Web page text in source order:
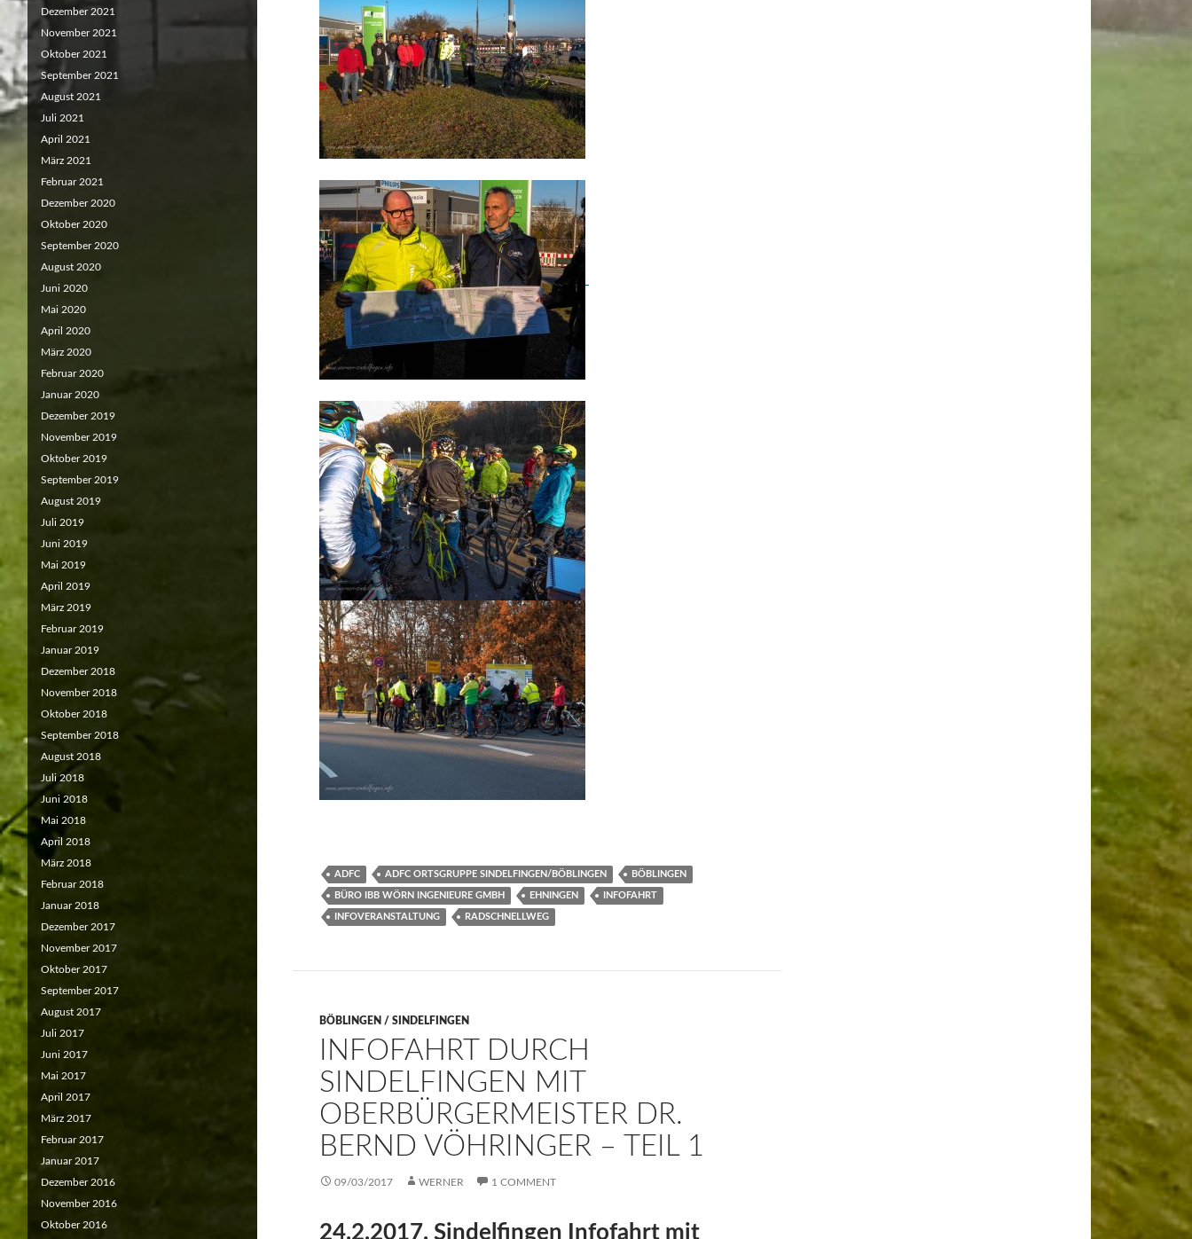
ADFC ADFC ORTSGRUPPE SINDELFINGEN/BÖBLINGEN BÖBLINGEN
BÜRO IBB WÖRN INGENIEURE GMBH EHNINGEN INFOFAHRT
INFOVERANSTALTUNG RADSCHNELLWEG
BÖBLINGEN / SINDELFINGEN
INFOFAHRT DURCH
SINDELFINGEN MIT
OBERBÜRGERMEISTER DR.
BERND VÖHRINGER – TEIL 1
09/03/2017 WERNER 1 COMMENT
24.2.2017. Sindelfingen Infofahrt mit
Dezember 2021
November 2021
Oktober 2021
September 2021
August 2021
Juli 2021
April 2021
März 2021
Februar 2021
Dezember 2020
Oktober 2020
September 2020
August 2020
Juni 2020
Mai 2020
April 2020
März 2020
Februar 2020
Januar 2020
Dezember 2019
November 2019
Oktober 2019
September 2019
August 2019
Juli 2019
Juni 2019
Mai 2019
April 2019
März 2019
Februar 2019
Januar 2019
Dezember 2018
November 2018
Oktober 2018
September 2018
August 2018
Juli 2018
Juni 2018
Mai 2018
April 2018
März 2018
Februar 2018
Januar 2018
Dezember 2017
November 2017
Oktober 2017
September 2017
August 2017
Juli 2017
Juni 2017
Mai 2017
April 2017
März 2017
Februar 2017
Januar 2017
Dezember 2016
November 2016
Oktober 2016